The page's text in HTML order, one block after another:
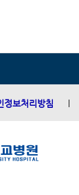
정보처리방침